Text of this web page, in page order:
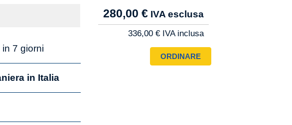
7 giorni
in Italia
Pro
280,00 €
336,00 €